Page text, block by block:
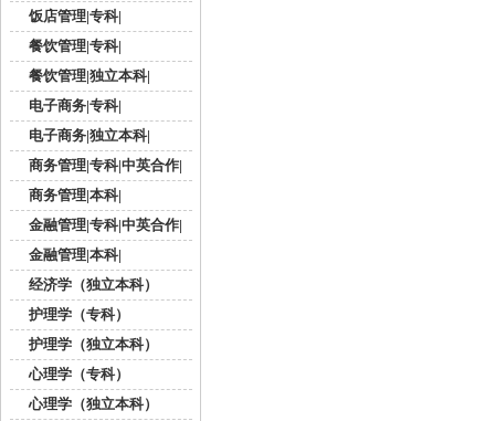
饭店管理|专科|
餐饮管理|专科|
餐饮管理|独立本科|
电子商务|专科|
电子商务|独立本科|
商务管理|专科|中英合作|
商务管理|本科|
金融管理|专科|中英合作|
金融管理|本科|
经济学（独立本科）
护理学（专科）
护理学（独立本科）
心理学（专科）
心理学（独立本科）